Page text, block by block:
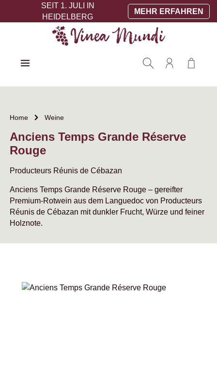
Zum Hauptinhalt springen
SEIT 1. JULI IN
HEIDELBERG
MEHR ERFAHREN
Home Weine
Anciens Temps Grande Réserve
Rouge
Producteurs Réunis de Cébazan
Anciens Temps Grande Réserve Rouge – gereifter
Premium-Rotwein aus dem Languedoc von Producteurs
Réunis de Cébazan mit dunkler Frucht, Würze und feiner
Holznote.
Bildergalerie überspringen